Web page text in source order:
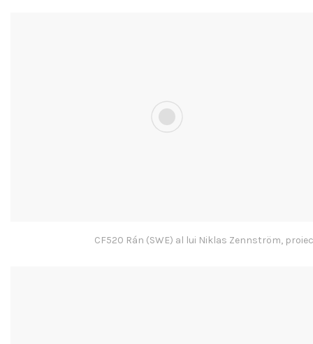
CF520 Rán (SWE) al lui Niklas Zennström,